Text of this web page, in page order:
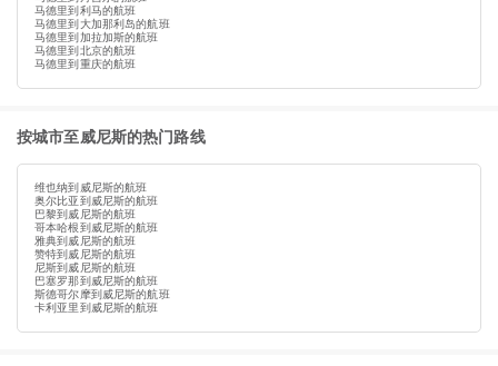
马德里到利马的航班
马德里到大加那利岛的航班
马德里到加拉加斯的航班
马德里到北京的航班
马德里到重庆的航班
按城市至威尼斯的热门路线
维也纳到威尼斯的航班
奥尔比亚到威尼斯的航班
巴黎到威尼斯的航班
哥本哈根到威尼斯的航班
雅典到威尼斯的航班
赞特到威尼斯的航班
尼斯到威尼斯的航班
巴塞罗那到威尼斯的航班
斯德哥尔摩到威尼斯的航班
卡利亚里到威尼斯的航班